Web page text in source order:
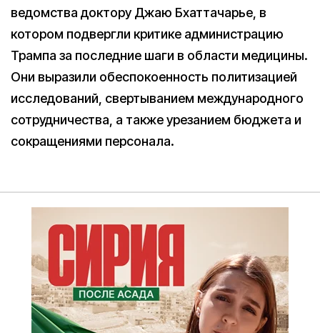
ведомства доктору Джаю Бхаттачарье, в
котором подвергли критике администрацию
Трампа за последние шаги в области медицины.
Они выразили обеспокоенность политизацией
исследований, свертыванием международного
сотрудничества, а также урезанием бюджета и
сокращениями персонала.